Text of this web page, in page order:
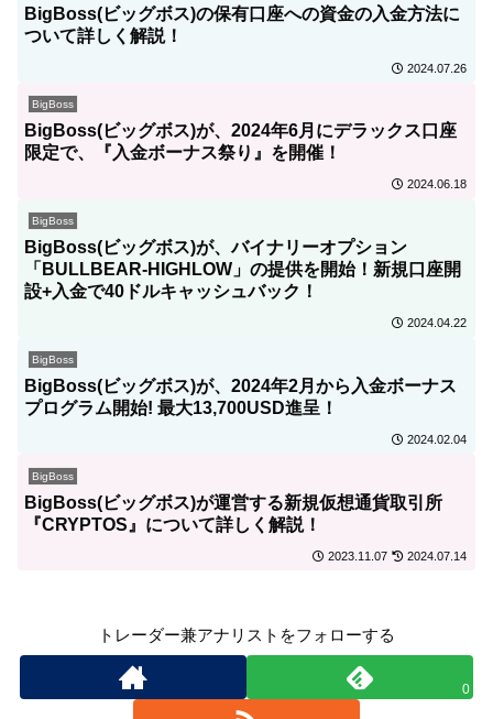
BigBoss(ビッグボス)の保有口座への資金の入金方法に
ついて詳しく解説！
2024.07.26
BigBoss
BigBoss(ビッグボス)が、2024年6月にデラックス口座
限定で、『入金ボーナス祭り』を開催！
2024.06.18
BigBoss
BigBoss(ビッグボス)が、バイナリーオプション
「BULLBEAR-HIGHLOW」の提供を開始！新規口座開
設+入金で40ドルキャッシュバック！
2024.04.22
BigBoss
BigBoss(ビッグボス)が、2024年2月から入金ボーナス
プログラム開始! 最大13,700USD進呈！
2024.02.04
BigBoss
BigBoss(ビッグボス)が運営する新規仮想通貨取引所
『CRYPTOS』について詳しく解説！
2023.11.07 2024.07.14
トレーダー兼アナリストをフォローする
0